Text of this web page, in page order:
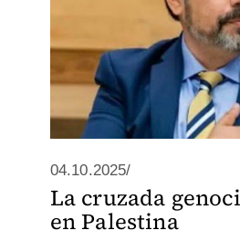
04.10.2025/
La cruzada
en Palestina